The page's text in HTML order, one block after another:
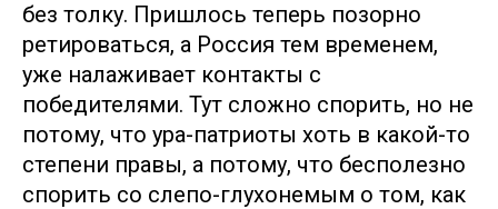
без толку. Пришлось теперь позорно
ретироваться, а Россия тем временем,
уже налаживает контакты с
победителями. Тут сложно спорить, но не
потому, что ура-патриоты хоть в какой-то
степени правы, а потому, что бесполезно
спорить со слепо-глухонемым о том, как